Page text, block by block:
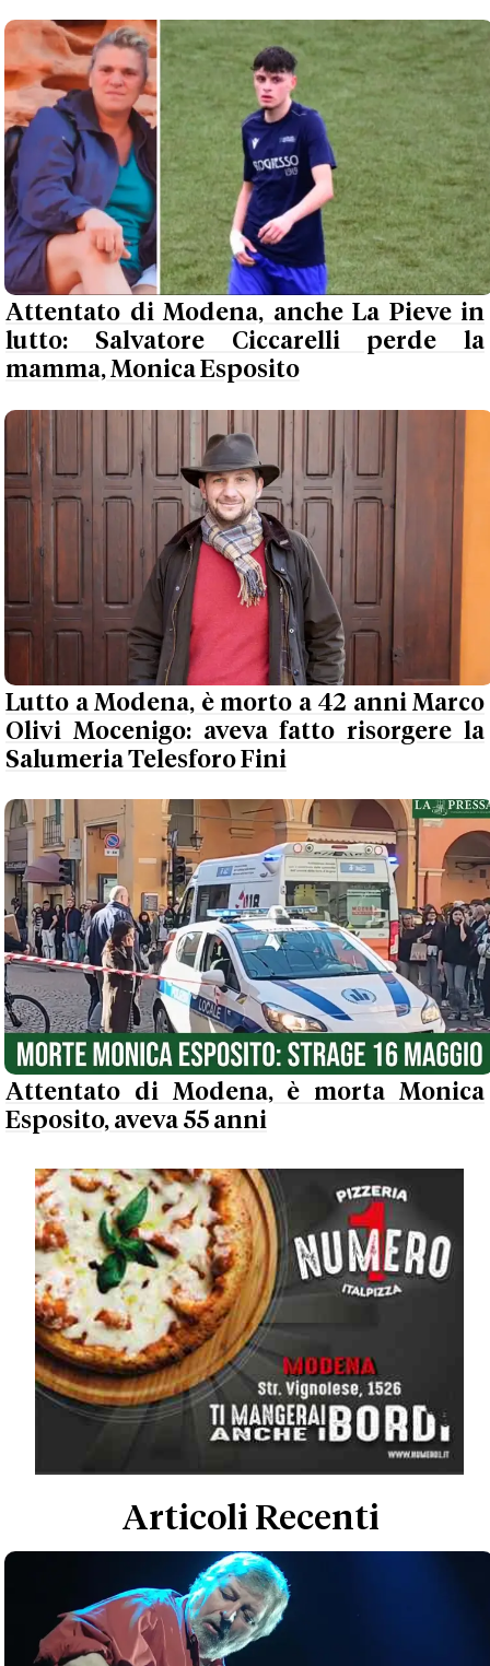
Attentato di Modena, anche La Pieve in
lutto: Salvatore Ciccarelli perde la
mamma, Monica Esposito
Lutto a Modena, è morto a 42 anni Marco
Olivi Mocenigo: aveva fatto risorgere la
Salumeria Telesforo Fini
Attentato di Modena, è morta Monica
Esposito, aveva 55 anni
Articoli Recenti